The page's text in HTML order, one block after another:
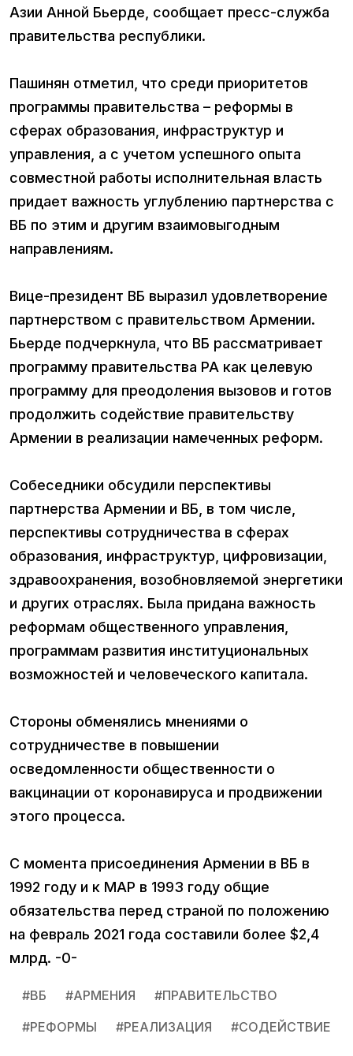
Азии Анной Бьерде, сообщает пресс-служба
правительства республики.
Пашинян отметил, что среди приоритетов
программы правительства – реформы в
сферах образования, инфраструктур и
управления, а с учетом успешного опыта
совместной работы исполнительная власть
придает важность углублению партнерства с
ВБ по этим и другим взаимовыгодным
направлениям.
Вице-президент ВБ выразил удовлетворение
партнерством с правительством Армении.
Бьерде подчеркнула, что ВБ рассматривает
программу правительства РА как целевую
программу для преодоления вызовов и готов
продолжить содействие правительству
Армении в реализации намеченных реформ.
Собеседники обсудили перспективы
партнерства Армении и ВБ, в том числе,
перспективы сотрудничества в сферах
образования, инфраструктур, цифровизации,
здравоохранения, возобновляемой энергетики
и других отраслях. Была придана важность
реформам общественного управления,
программам развития институциональных
возможностей и человеческого капитала.
Стороны обменялись мнениями о
сотрудничестве в повышении
осведомленности общественности о
вакцинации от коронавируса и продвижении
этого процесса.
С момента присоединения Армении в ВБ в
1992 году и к МАР в 1993 году общие
обязательства перед страной по положению
на февраль 2021 года составили более $2,4
млрд. -0-
#ВБ #АРМЕНИЯ #ПРАВИТЕЛЬСТВО
#РЕФОРМЫ #РЕАЛИЗАЦИЯ #СОДЕЙСТВИЕ